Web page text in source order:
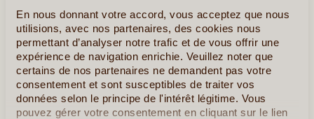
En nous donnant votre accord, vous acceptez que nous
utilisions, avec nos partenaires, des cookies nous
permettant d’analyser notre trafic et de vous offrir une
expérience de navigation enrichie. Veuillez noter que
certains de nos partenaires ne demandent pas votre
consentement et sont susceptibles de traiter vos
données selon le principe de l'intérêt légitime. Vous
pouvez gérer votre consentement en cliquant sur le lien
15J/14N
La traversée de la région la plus chaude de Madagascar avec le
parc national d’Ankarafantsika, suivi des labyrinthes des Tsingys
de l’Ankarana, rafraîchis par les plages de Nosy Be et les baies
d’Antsiranana feront de ce circuit de 15 jours (...)